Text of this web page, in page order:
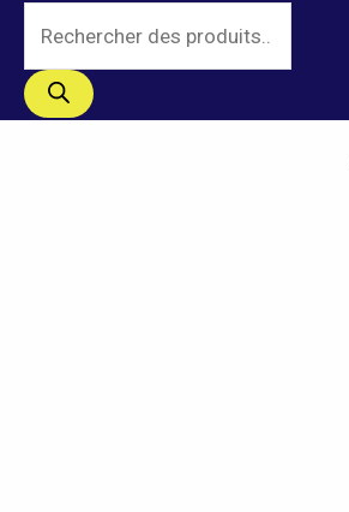
contenu
de
produits